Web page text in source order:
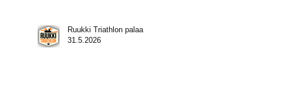
Ruukki Triathlon palaa
31.5.2026